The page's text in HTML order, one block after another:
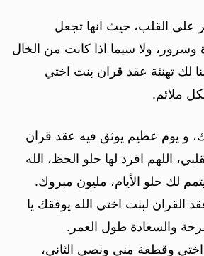
على القلب، حيث انها تجعل
وسرور، ولا سيما اذا كانت من الخال
لك تهنئة عقد قران بنت اختي
ملائم.
و يوم عظيم يوثق فيه عقد قران
اللهم افرد لها حلو الحظ، الله
لك حلو الأيام، مليون مبروك.
القران لبنت اختي الله يوفقك يا
والسعادة طول العمر.
وقطعة مني ونصي الثاني،